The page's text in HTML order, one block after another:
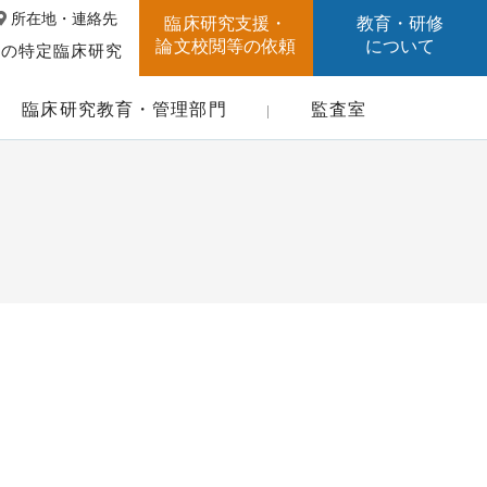
所在地・連絡先
特定臨床研究
臨床研究支援・
論文校閲等の依頼
教育・研修
について
臨床研究教育・管理部門 監査室